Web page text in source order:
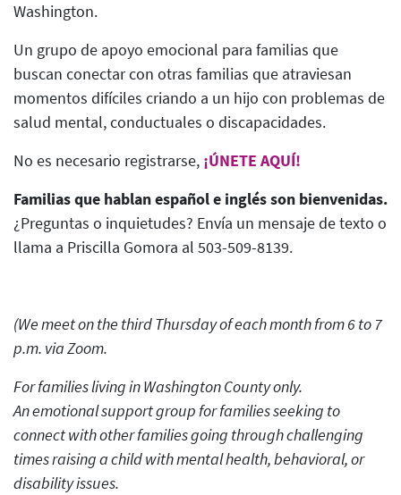
Washington.
Un grupo de apoyo emocional para familias que
buscan conectar con otras familias que atraviesan
momentos difíciles criando a un hijo con problemas de
salud mental, conductuales o discapacidades.
No es necesario registrarse, ¡ÚNETE AQUÍ!
Familias que hablan español e inglés son bienvenidas.
¿Preguntas o inquietudes? Envía un mensaje de texto o
llama a Priscilla Gomora al 503-509-8139.
(We meet on the third Thursday of each month from 6 to 7
p.m. via Zoom.
For families living in Washington County only.
An emotional support group for families seeking to
connect with other families going through challenging
times raising a child with mental health, behavioral, or
disability issues.